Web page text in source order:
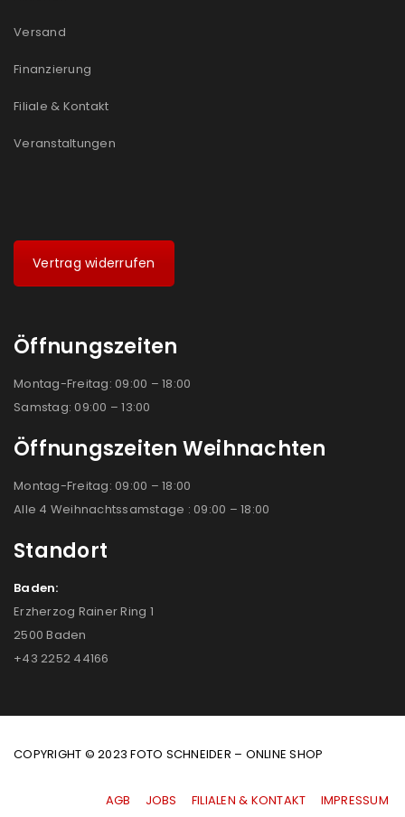
Versand
Finanzierung
Filiale & Kontakt
Veranstaltungen
Vertrag widerrufen
Öffnungszeiten
Montag-Freitag: 09:00 – 18:00
Samstag: 09:00 – 13:00
Öffnungszeiten Weihnachten
Montag-Freitag: 09:00 – 18:00
Alle 4 Weihnachtssamstage : 09:00 – 18:00
Standort
Baden:
Erzherzog Rainer Ring 1
2500 Baden
+43 2252 44166
COPYRIGHT © 2023 FOTO SCHNEIDER – ONLINE SHOP
AGB JOBS FILIALEN & KONTAKT
IMPRESSUM